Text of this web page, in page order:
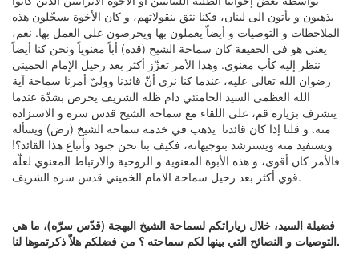
يذهبون و يأتون الى لبنان، فكنا نثق بنقولاتهم، و كان الأخوة يسجّلون هذه
الملاحظات و التوصيات و أيضاّ يعملون بها ويحرصون على العمل بها. نعم،
يعني هو في الحقيقة كان سماحة الشيخ (قده) أباً معنوياً ونحن كنا أيضاً
ننظر إليه كأب معنوي. وهذا الأمر تعزّز أكثر بعد رحيل الإمام الخميني
رضوان الله تعالى عليه، عندما كنا نرى أنّ قائدنا ووليّ أمرنا سماحة آية
الله العظمى السيد الخامنئي دام ظله الشريف يحرص بشدّة عندما
يتشرف بزيارة قم، على اللقاء مع سماحة الشيخ قدس سره و الاستزادة
منه. و قلنا إذا كان قائدنا يذهب في خدمة سماحة الشيخ (رض) ويسأله
ويستفيد منه ويسترشد بتوجيهاته، فكيف بنا نحن جنود وأتباع هذا القائد؟!
فالأمر كان أقوى، و هذه الأبوة المعنوية و الروحية والارتباط المعنوي لعلّه
قوي أكثر بعد رحيل سماحة الامام الخميني قدس سره الشريف.
فضيلة السيد، خلال زياراتكم لسماحة الشيخ البهجة (قدّس سرّه)، ما هي
التوصيات و النصائح التي بينها لكم سماحته ؟ من فضلكم هلاّ ذكرتموها لنا.